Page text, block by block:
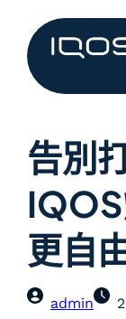
告別
更自
admin